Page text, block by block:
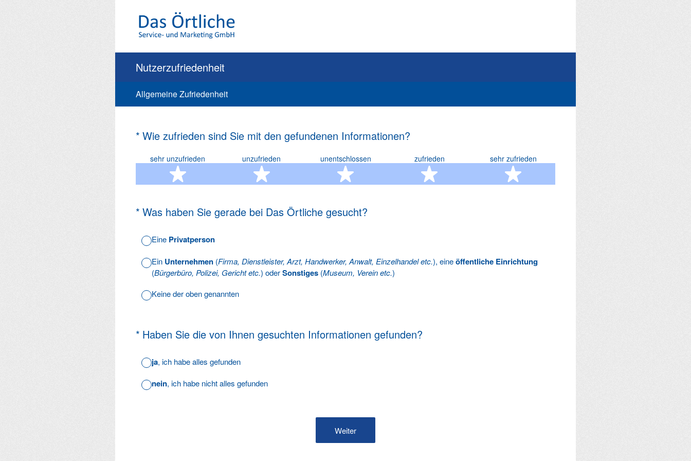
Nutzerzufriedenheit
Allgemeine Zufriedenheit
* Wie zufrieden sind Sie mit den gefundenen Informationen?
(Erforderlich.)
sehr unzufrieden
1 Stern
unzufrieden
2 Sterne
unentschlossen
3 Sterne
zufrieden
4 Sterne
sehr zufrieden
5 Sterne
* Was haben Sie gerade bei Das Örtliche gesucht?
(Erforderlich.)
Eine Privatperson
Ein Unternehmen (Firma, Dienstleister, Arzt, Handwerker, Anwalt, Einzelhandel etc.), eineöffentliche Einrichtung
(Bürgerbüro, Polizei, Gericht etc.) oderSonstiges (Museum, Verein etc.)
Keine der oben genannten
* Haben Sie die von Ihnen gesuchten Informationen gefunden?
(Erforderlich.)
ja, ich habe alles gefunden
nein, ich habe nicht alles gefunden
Weiter